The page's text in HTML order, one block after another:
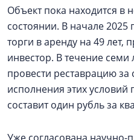
Объект пока находится в
состоянии. В начале 2025
торги в аренду на 49 лет,
инвестор. В течение семи
провести реставрацию за
исполнения этих условий
составит один рубль за